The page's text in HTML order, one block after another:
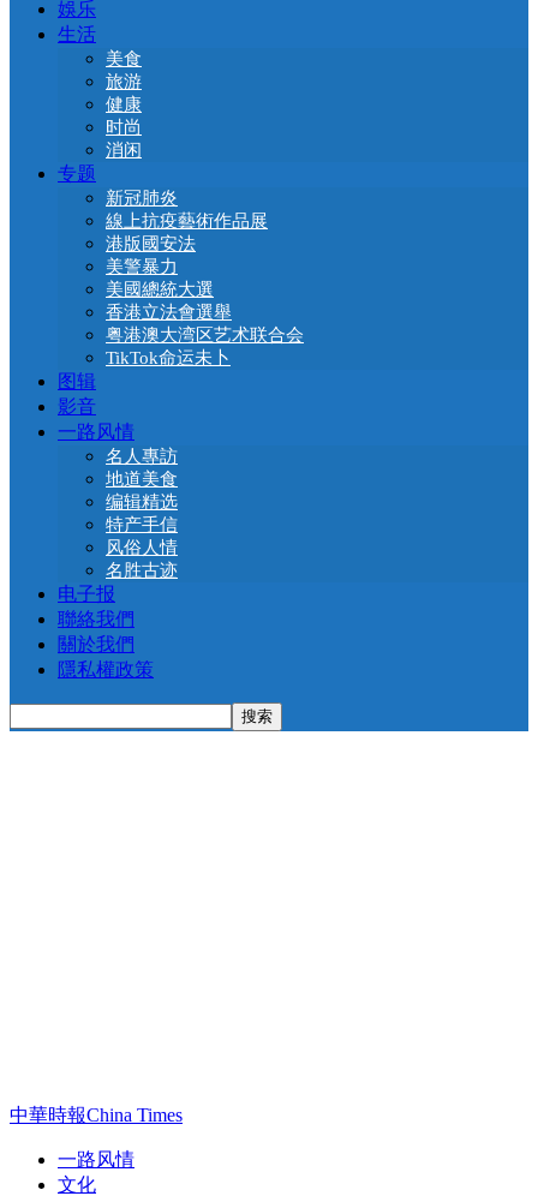
娛乐
生活
美食
旅游
健康
时尚
消闲
专题
新冠肺炎
線上抗疫藝術作品展
港版國安法
美警暴力
美國總統大選
香港立法會選舉
粤港澳大湾区艺术联合会
TikTok命运未卜
图辑
影音
一路风情
名人專訪
地道美食
编辑精选
特产手信
风俗人情
名胜古迹
电子报
聯絡我們
關於我們
隱私權政策
中華時報China Times
一路风情
文化